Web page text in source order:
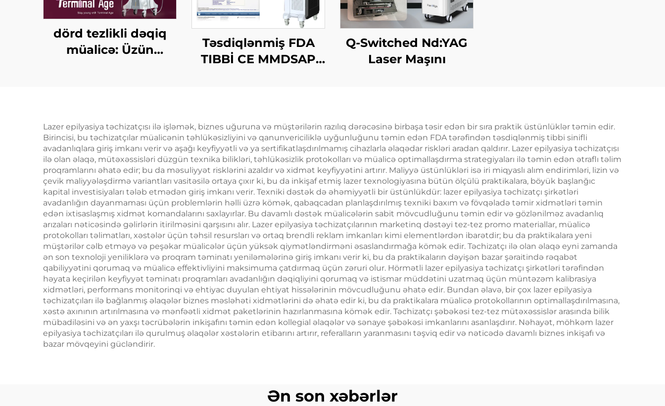
dörd tezlikli dəqiq
müalicə: Üzün
son yaş HIFU maşını
Təsdiqlənmiş FDA
TIBBİ CE MMDSAP
Q-Switched Nd:YAG
Laser Maşını
Lazer epilyasiya təchizatçısı ilə işləmək, biznes uğuruna və müştərilərin razılıq dərəcəsinə birbaşa təsir edən bir sıra praktik üstünlüklər təmin edir.
Birincisi, bu təchizatçılar müalicənin təhlükəsizliyini və qanunvericiliklə uyğunluğunu təmin edən FDA tərəfindən təsdiqlənmiş tibbi sinifli
avadanlıqlara giriş imkanı verir və aşağı keyfiyyətli və ya sertifikatlaşdırılmamış cihazlarla əlaqədar riskləri aradan qaldırır. Lazer epilyasiya təchizatçısı
ilə olan əlaqə, mütəxəssisləri düzgün texnika bilikləri, təhlükəsizlik protokolları və müalicə optimallaşdırma strategiyaları ilə təmin edən ətraflı təlim
proqramlarını əhatə edir; bu da məsuliyyət risklərini azaldır və xidmət keyfiyyətini artırır. Maliyyə üstünlükləri isə iri miqyaslı alım endirimləri, lizin və
çevik maliyyələşdirmə variantları vasitəsilə ortaya çıxır ki, bu da inkişaf etmiş lazer texnologiyasına bütün ölçülü praktikalara, böyük başlanğıc
kapital investisiyaları tələb etmədən giriş imkanı verir. Texniki dəstək də əhəmiyyətli bir üstünlükdür: lazer epilyasiya təchizatçı şirkətləri
avadanlığın dayanmaması üçün problemlərin həlli üzrə kömək, qabaqcadan planlaşdırılmış texniki baxım və fövqəladə təmir xidmətləri təmin
edən ixtisaslaşmış xidmət komandalarını saxlayırlar. Bu davamlı dəstək müalicələrin sabit mövcudluğunu təmin edir və gözlənilməz avadanlıq
arızaları nəticəsində gəlirlərin itirilməsini qarşısını alır. Lazer epilyasiya təchizatçılarının marketinq dəstəyi tez-tez promo materiallar, müalicə
protokolları təlimatları, xəstələr üçün təhsil resursları və ortaq brendli reklam imkanları kimi elementlərdən ibarətdir; bu da praktikalara yeni
müştərilər cəlb etməyə və peşəkar müalicələr üçün yüksək qiymətləndirməni əsaslandırmağa kömək edir. Təchizatçı ilə olan əlaqə eyni zamanda
ən son texnoloji yeniliklərə və proqram təminatı yeniləmələrinə giriş imkanı verir ki, bu da praktikaların dəyişən bazar şəraitində rəqabət
qabiliyyətini qorumaq və müalicə effektivliyini maksimuma çatdırmaq üçün zəruri olur. Hörmətli lazer epilyasiya təchizatçı şirkətləri tərəfindən
həyata keçirilən keyfiyyət təminatı proqramları avadanlığın dəqiqliyini qorumaq və istismar müddətini uzatmaq üçün müntəzəm kalibrasiya
xidmətləri, performans monitorinqi və ehtiyac duyulan ehtiyat hissələrinin mövcudluğunu əhatə edir. Bundan əlavə, bir çox lazer epilyasiya
təchizatçıları ilə bağlanmış əlaqələr biznes məsləhəti xidmətlərini də əhatə edir ki, bu da praktikalara müalicə protokollarının optimallaşdırılmasına,
xəstə axınının artırılmasına və mənfəətli xidmət paketlərinin hazırlanmasına kömək edir. Təchizatçı şəbəkəsi tez-tez mütəxəssislər arasında bilik
mübadiləsini və ən yaxşı təcrübələrin inkişafını təmin edən kollegial əlaqələr və sənaye şəbəkəsi imkanlarını asanlaşdırır. Nəhayət, möhkəm lazer
epilyasiya təchizatçıları ilə qurulmuş əlaqələr xəstələrin etibarını artırır, referalların yaranmasını təşviq edir və nəticədə davamlı biznes inkişafı və
bazar mövqeyini gücləndirir.
Ən son xəbərlər